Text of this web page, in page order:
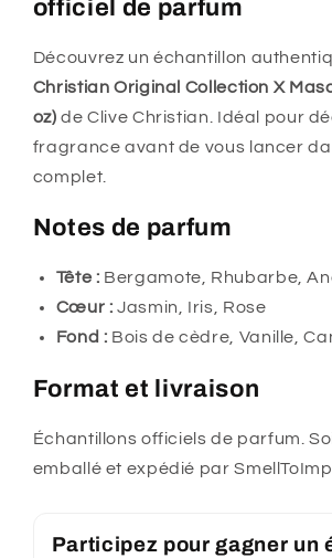
officiel de parfum
Découvrez un échantillon
Christian Original Collection X
oz) de Clive Christian. Idéal pour
fragrance avant de vous lancer
complet.
Notes de parfum
Tête : Bergamote, Rhubarbe,
Cœur : Jasmin, Iris, Rose
Fond : Bois de cèdre, Vanille,
Format et livraison
Échantillons officiels de parfum.
emballé et expédié par
Participez pour gagner un